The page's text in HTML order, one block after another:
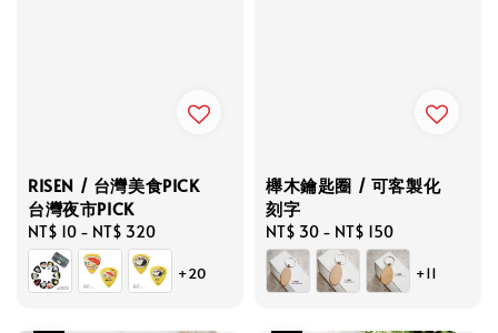
RISEN / 台灣美食PICK
台灣夜市PICK
Regular
price
NT$ 10 - NT$ 320
+20
櫸木鑰匙圈 / 可客製化
刻字
Regular
price
NT$ 30 - NT$ 150
+11